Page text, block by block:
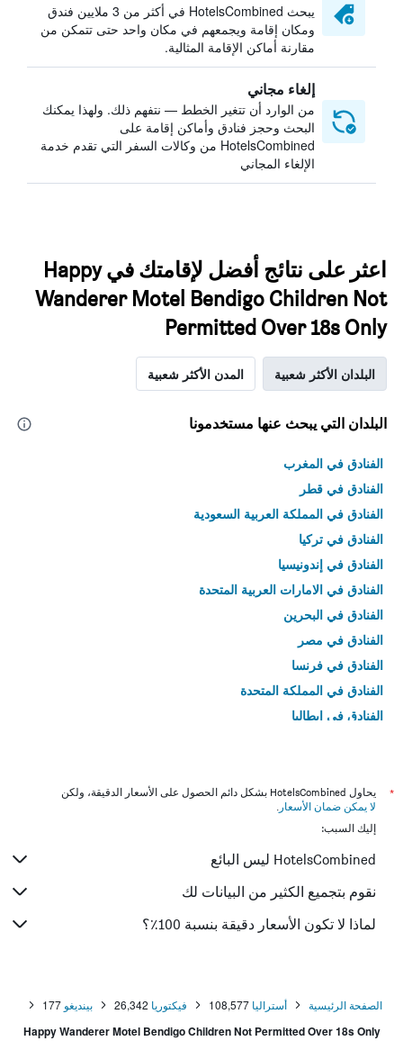
يبحث HotelsCombined في أكثر من 3 ملايين فندق
ومكان إقامة ويجمعهم في مكان واحد حتى تتمكن من
مقارنة أماكن الإقامة المثالية.
إلغاء مجاني
من الوارد أن تتغير الخطط — نتفهم ذلك. ولهذا يمكنك
البحث وحجز فنادق وأماكن إقامة على
HotelsCombined من وكالات السفر التي تقدم خدمة
الإلغاء المجاني
اعثر على نتائج أفضل لإقامتك في Happy
Wanderer Motel Bendigo Children Not
Permitted Over 18s Only
البلدان الأكثر شعبية المدن الأكثر شعبية
البلدان التي يبحث عنها مستخدمونا
الفنادق في المغرب
الفنادق في قطر
الفنادق في المملكة العربية السعودية
الفنادق في تركيا
الفنادق في إندونيسيا
الفنادق في الامارات العربية المتحدة
الفنادق في البحرين
الفنادق في مصر
الفنادق في فرنسا
الفنادق في المملكة المتحدة
الفنادق في إيطاليا
*
يحاول HotelsCombined بشكل دائم الحصول على الأسعار الدقيقة، ولكن
لا يمكن ضمان الأسعار .
إليك السبب:
HotelsCombined ليس البائع
نقوم بتجميع الكثير من البيانات لك
لماذا لا تكون الأسعار دقيقة بنسبة 100٪؟
الصفحة الرئيسية أستراليا 108,577 فيكتوريا 26,342 بينديغو 177
Happy Wanderer Motel Bendigo Children Not Permitted Over 18s Only